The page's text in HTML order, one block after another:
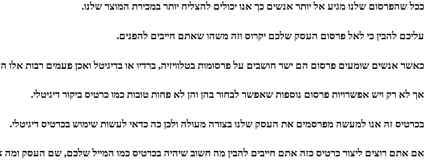
ככל שהפרסום שלנו מגיע אל יותר אנשים כך אנו יכולים להצליח יותר במכירת המוצר שלנו.
עליכם להבין כי לאל פרסום העסק שלכם יקרוס וזה משהו שאתם חייבים להפנים.
כאשר אנשים שומעים פרסום הם ישר חושבים על פרסומות בטלוויזיה, ברדיו או בדיגיטל ואכן פעמים רבות
אך לא רק ויש אפשרויות פרסום נוספות שאפשר לבחור בהן והן לא פחות טובות כמו כרטיס ביקור דיגיטלי.
בכרטיס זה אנו למעשה מפרסמים את העסק שלנו בצורה מעולה ולכן כה כדאי לעשות שימוש בכרטיס דיגיטלי.
אם אתם רוצים ליצור כרטיס כזה אתם חייבים להבין מה חשוב שיהיה בכרטיס כמו המייל שלכם, שם העסק